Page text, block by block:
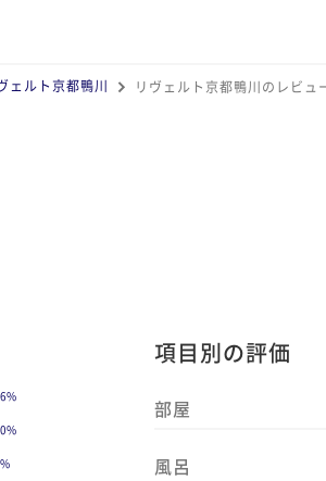
ェルト京都鴨川 リヴェルト京都鴨川のレビュ
%
%
%
項目別の評価
部屋
風呂